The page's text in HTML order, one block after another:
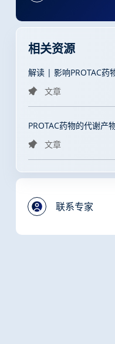
相关资源
解读 | 影响PROTAC药
文章
PROTAC药物的代谢产
文章
联系专家